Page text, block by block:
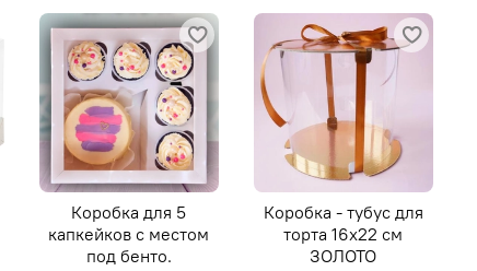
Коробка для 5
капкейков с местом
под бенто.
Коробка - тубус для
торта 16х22 см
ЗОЛОТО